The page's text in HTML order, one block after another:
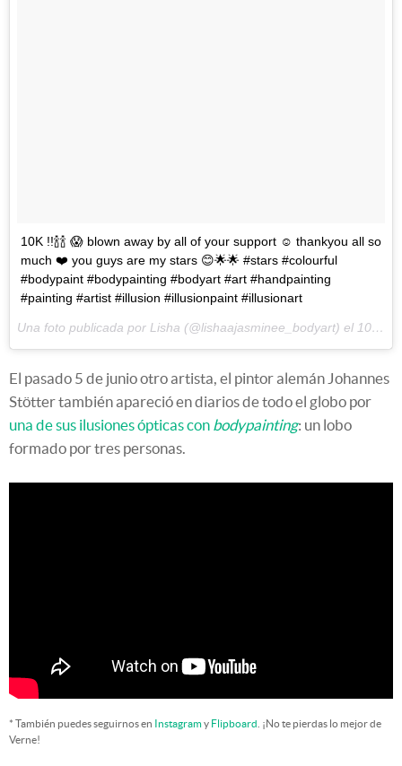
10K !!🍾🍾 😱 blown away by all of your support ☺️ thankyou all so
much ❤️ you guys are my stars 😊🌟🌟 #stars #colourful
#bodypaint #bodypainting #bodyart #art #handpainting
#painting #artist #illusion #illusionpaint #illusionart
Una foto publicada por Lisha (@lishaajasminee_bodyart) el 10 de Jun de 2016 a la(s) 10:56 PDT
El pasado 5 de junio otro artista, el pintor alemán Johannes
Stötter también apareció en diarios de todo el globo por
una de sus ilusiones ópticas con bodypainting: un lobo
formado por tres personas.
* También puedes seguirnos en Instagramy Flipboard . ¡No te pierdas lo mejor de
Verne!